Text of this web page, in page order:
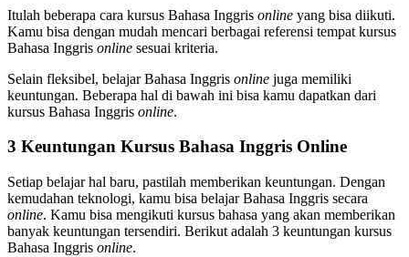
Itulah beberapa cara kursus Bahasa Inggris online yang bisa diikuti.
Kamu bisa dengan mudah mencari berbagai referensi tempat kursus
Bahasa Inggris online sesuai kriteria.
Selain fleksibel, belajar Bahasa Inggris online juga memiliki
keuntungan. Beberapa hal di bawah ini bisa kamu dapatkan dari
kursus Bahasa Inggris online.
3 Keuntungan Kursus Bahasa Inggris Online
Setiap belajar hal baru, pastilah memberikan keuntungan. Dengan
kemudahan teknologi, kamu bisa belajar Bahasa Inggris secara
online. Kamu bisa mengikuti kursus bahasa yang akan memberikan
banyak keuntungan tersendiri. Berikut adalah 3 keuntungan kursus
Bahasa Inggris online.